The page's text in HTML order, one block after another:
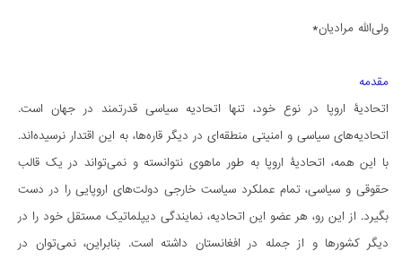
ولی‌الله مرادیان*
مقدمه
اتحادیۀ اروپا در نوع خود، تنها اتحادیه سیاسی قدرتمند در جهان است.
اتحادیه‌های سیاسی و امنیتی منطقه‌ای در دیگر قاره‌ها، به این اقتدار نرسیده‌اند.
با این ‌همه، اتحادیۀ اروپا به طور ماهوی نتوانسته و نمی‌تواند در یک قالب
حقوقی و سیاسی، تمام عملکرد سیاست خارجی دولت‌های اروپایی را در دست
بگیرد. از این رو، هر عضو این اتحادیه، نمایندگی دیپلماتیک مستقل خود را در
دیگر کشورها و از جمله در افغانستان داشته است. بنابراین، نمی‌توان در